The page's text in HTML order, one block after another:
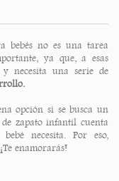
bebés no es una tarea
ya que, a esas
necesita una serie de
opción si se busca un
zapato infantil cuenta
necesita. Por eso,
enamorarás!